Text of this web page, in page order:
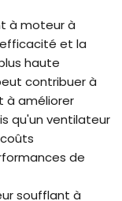
à moteur à
et la
haute
contribuer à
à améliorer
qu'un ventilateur
de
soufflant à